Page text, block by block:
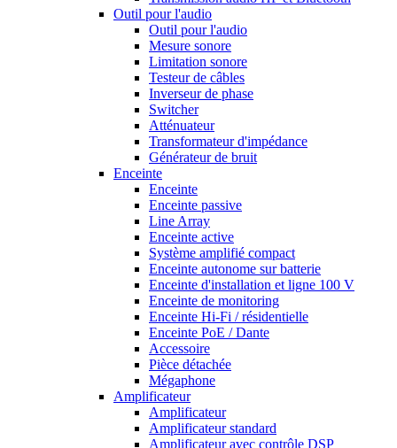
Outil pour l'audio
Outil pour l'audio
Mesure sonore
Limitation sonore
Testeur de câbles
Inverseur de phase
Switcher
Atténuateur
Transformateur d'impédance
Générateur de bruit
Enceinte
Enceinte
Enceinte passive
Line Array
Enceinte active
Système amplifié compact
Enceinte autonome sur batterie
Enceinte d'installation et ligne 100 V
Enceinte de monitoring
Enceinte Hi-Fi / résidentielle
Enceinte PoE / Dante
Accessoire
Pièce détachée
Mégaphone
Amplificateur
Amplificateur
Amplificateur standard
Amplificateur avec contrôle DSP